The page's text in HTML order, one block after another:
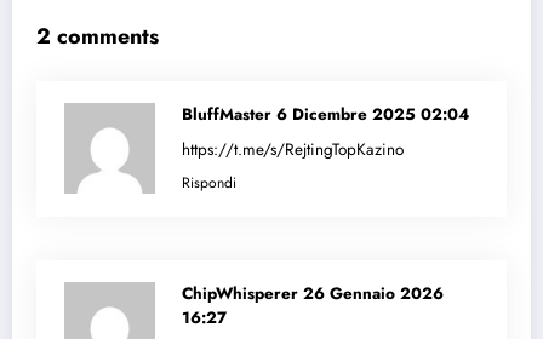
2 comments
BluffMaster 6 Dicembre 2025 02:04
https://t.me/s/RejtingTopKazino
Rispondi
ChipWhisperer 26 Gennaio 2026
16:27